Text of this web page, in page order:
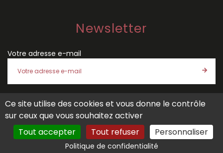
Newsletter
Votre adresse e-mail
J'accepte les conditions générales de venteet lapolitique
de confidentialité
Site créé parTout Simplement Digital
Ce site utilise des cookies et vous donne le contrôle
sur ceux que vous souhaitez activer
Tout accepter
Tout refuser Personnaliser
Politique de confidentialité